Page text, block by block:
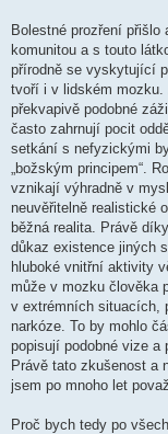
Bolestné prozření
komunitou a s touto
přírodně se vyskytující
tvoří i v lidském
překvapivě podobné
často zahrnují pocit
setkání s nefyzickými
„božským principem“.
vznikají výhradně v
neuvěřitelně realistické
běžná realita. Právě
důkaz existence jiných
hluboké vnitřní aktivity
může v mozku člověka
v extrémních situacích,
narkóze. To by mohlo
popisují podobné vize a
Právě tato zkušenost a
jsem po mnoho let
Proč bych tedy po